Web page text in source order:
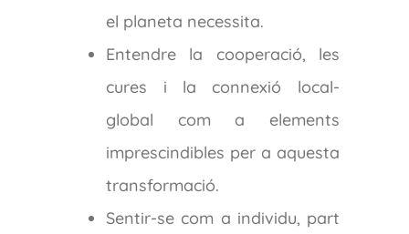
el planeta necessita.
Entendre la cooperació, les
cures i la connexió local-
global com a elements
imprescindibles per a aquesta
transformació.
Sentir-se com a individu, part